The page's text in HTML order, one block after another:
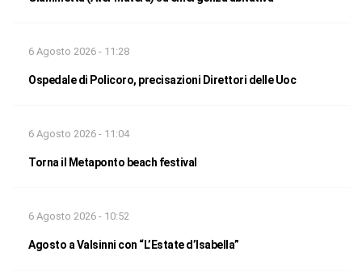
6 Agosto 2026 - 11:28
Ospedale di Policoro, precisazioni Direttori delle Uoc
6 Agosto 2026 - 11:04
Torna il Metaponto beach festival
6 Agosto 2026 - 10:52
Agosto a Valsinni con “L’Estate d’Isabella”